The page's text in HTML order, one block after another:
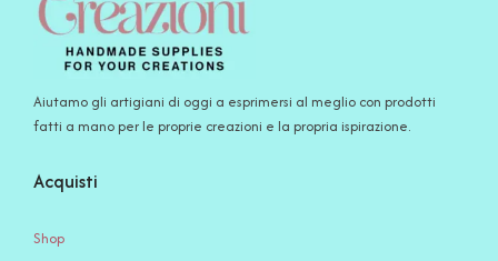
Aiutamo gli artigiani di oggi a esprimersi al meglio con prodotti
fatti a mano per le proprie creazioni e la propria ispirazione.
Acquisti
Shop